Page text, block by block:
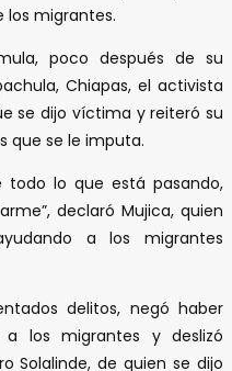
los migrantes.
poco después de su
Chiapas, el activista
se dijo víctima y reiteró su
que se le imputa.
todo lo que está pasando,
declaró Mujica, quien
a los migrantes
delitos, negó haber
los migrantes y deslizó
Solalinde, de quien se dijo